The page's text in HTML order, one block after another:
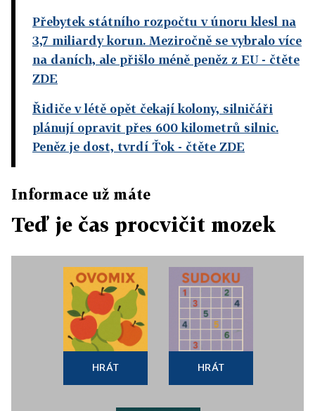
Přebytek státního rozpočtu v únoru klesl na
3,7 miliardy korun. Meziročně se vybralo více
na daních, ale přišlo méně peněz z EU- čtěte
ZDE
Řidiče v létě opět čekají kolony, silničáři
plánují opravit přes 600 kilometrů silnic.
Peněz je dost, tvrdí Ťok - čtěte ZDE
Informace už máte
Teď je čas procvičit mozek
HRÁT HRÁT